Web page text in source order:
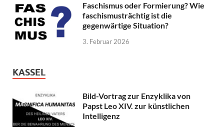
Faschismus oder Formierung? Wie
faschismusträchtig ist die
gegenwärtige Situation?
3. Februar 2026
KASSEL
Bild-Vortrag zur Enzyklika von
Papst Leo XIV. zur künstlichen
Intelligenz